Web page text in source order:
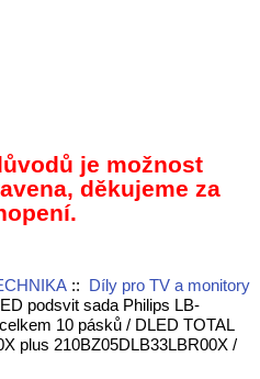
je možnost
děkujeme za
:: Díly pro TV a monitory
podsvit sada Philips LB-
10 pásků / DLED TOTAL
plus 210BZ05DLB33LBR00X /